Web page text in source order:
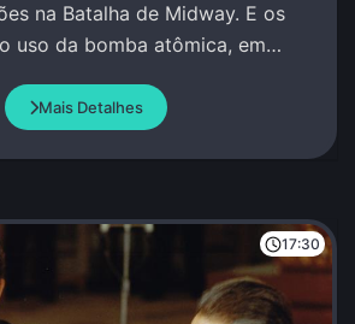
na Batalha de Midway. E os
uso da bomba atômica, em
Mais Detalhes
17:30